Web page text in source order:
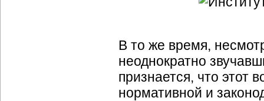
В то же время,
неоднократно
признается, что этот
нормативной и